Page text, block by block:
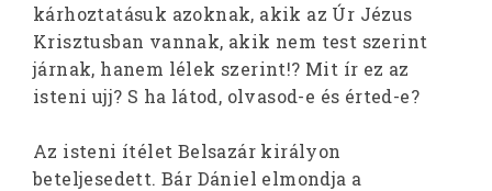
kárhoztatásuk azoknak, akik az Úr Jézus
Krisztusban vannak, akik nem test szerint
járnak, hanem lélek szerint!? Mit ír ez az
isteni ujj? S ha látod, olvasod-e és érted-e?
Az isteni ítélet Belsazár királyon
beteljesedett. Bár Dániel elmondja a